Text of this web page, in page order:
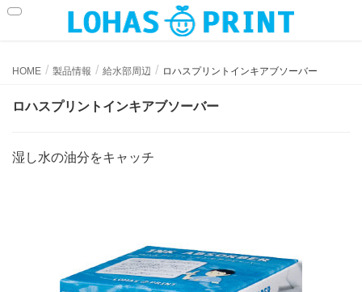
ロハスプリントインキアブソーバー
HOME 製品情報 給水部周辺 ロハスプリントインキアブソーバー
ロハスプリントインキアブソーバー
湿し水の油分をキャッチ